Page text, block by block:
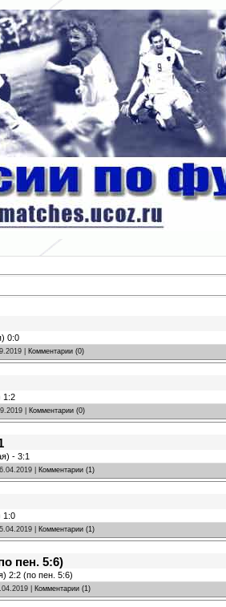
0:0
Комментарии (0)
1:2
Комментарии (0)
- 3:1
Комментарии (1)
1:0
Комментарии (1)
пен. 5:6)
2:2 (по пен. 5:6)
Комментарии (1)